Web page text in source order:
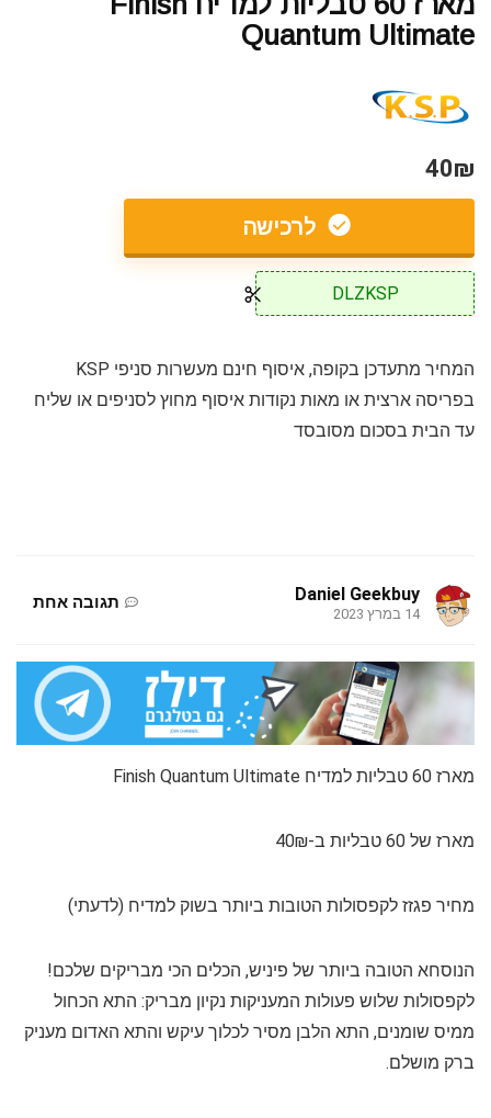
Quantum Ultimate
40₪
לרכישה
DLZKSP
המחיר מתעדכן בקופה, איסוף חינם מעשרות סניפי KSP
בפריסה ארצית או מאות נקודות איסוף מחוץ לסניפים או שליח
עד הבית בסכום מסובסד
Daniel Geekbuy
14 במרץ 2023
תגובה אחת
מארז 60 טבליות למדיח Finish Quantum Ultimate
מארז של 60 טבליות ב-40₪
מחיר פגזז לקפסולות הטובות ביותר בשוק למדיח (לדעתי)
הנוסחא הטובה ביותר של פיניש, הכלים הכי מבריקים שלכם!
לקפסולות שלוש פעולות המעניקות נקיון מבריק: התא הכחול
ממיס שומנים, התא הלבן מסיר לכלוך עיקש והתא האדום מעניק
ברק מושלם.